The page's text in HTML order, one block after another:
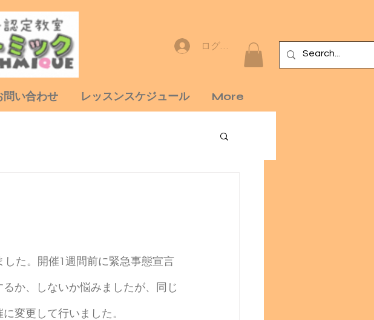
ログイン
問い合わせ レッスンスケジュール More
した。開催1週間前に緊急事態宣言
か、しないか悩みましたが、同じ
変更して行いました。